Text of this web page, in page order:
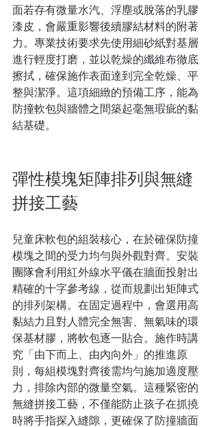
面若存有微量水汽、浮塵或脫落的乳膠
漆皮，會嚴重影響後續膠結材料的附著
力。專業技術要求先使用細砂紙對基層
進行輕度打磨，並以乾燥的纖維布徹底
擦拭，確保施作表面達到完全乾燥、平
整與潔淨。這項細緻的預備工序，能為
防撞軟包與牆體之間築起毫無瑕疵的黏
結基礎。
彈性模塊矩陣排列與無縫
拼接工藝
兒童床軟包的組裝核心，在於確保防撞
模塊之間的受力均勻與外觀對齊。安裝
團隊會利用紅外線水平儀在牆面投射出
精確的十字參考線，從而規劃出矩陣式
的排列架構。在固定過程中，會選用高
黏結力且對人體完全無害、無氣味的環
保基材膠，將軟包逐一貼合。施作時講
究「由下而上、由內向外」的推進原
則，每組模塊對齊後需均勻施加適度壓
力，排除內部的微量空氣。這種緊密的
無縫拼接工藝，不僅能防止孩子在抓撓
時將手指探入縫隙，更確保了防撞牆面